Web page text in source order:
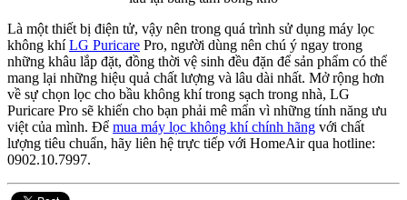
Là một thiết bị điện tử, vậy nên trong quá trình sử dụng máy lọc
không khíLG Puricare Pro, người dùng nên chú ý ngay trong
những khâu lắp đặt, đồng thời vệ sinh đều đặn để sản phẩm có thể
mang lại những hiệu quả chất lượng và lâu dài nhất. Mở rộng hơn
về sự chọn lọc cho bầu không khí trong sạch trong nhà, LG
Puricare Pro sẽ khiến cho bạn phải mê mẩn vì những tính năng ưu
việt của mình. Để mua máy lọc không khí chính hãng với chất
lượng tiêu chuẩn, hãy liên hệ trực tiếp với HomeAir qua hotline:
0902.10.7997.